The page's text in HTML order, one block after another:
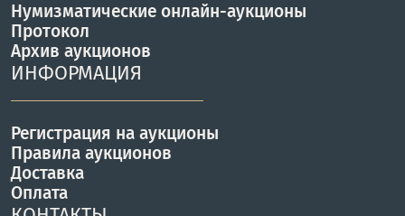
Нумизматические онлайн-аукционы
Протокол
Архив аукционов
ИНФОРМАЦИЯ
Регистрация на аукционы
Правила аукционов
Доставка
Оплата